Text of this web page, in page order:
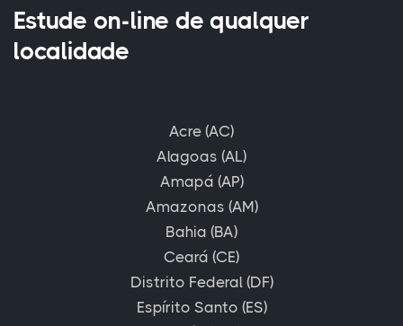
Estude on-line de qualquer
localidade
Acre (AC)
Alagoas (AL)
Amapá (AP)
Amazonas (AM)
Bahia (BA)
Ceará (CE)
Distrito Federal (DF)
Espírito Santo (ES)